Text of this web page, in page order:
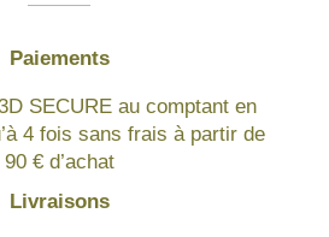
Paiements
SECURE au comptant en
4 fois sans frais à partir de
90 € d’achat
Livraisons